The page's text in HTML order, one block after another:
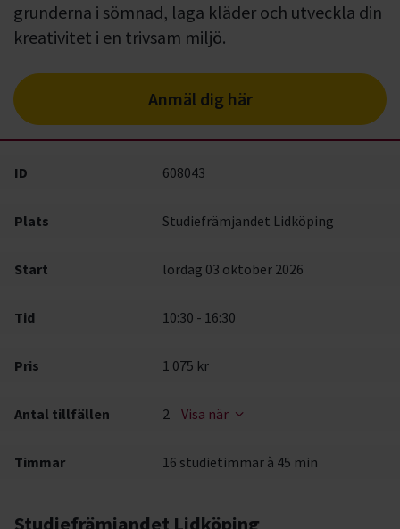
grunderna i sömnad, laga kläder och utveckla din
kreativitet i en trivsam miljö.
Anmäl dig här
ID 608043
Plats Studiefrämjandet Lidköping
Start lördag 03 oktober 2026
Tid 10:30 - 16:30
Pris 1 075 kr
Antal tillfällen 2 Visa när
Timmar 16 studietimmar à 45 min
Studiefrämjandet Lidköping